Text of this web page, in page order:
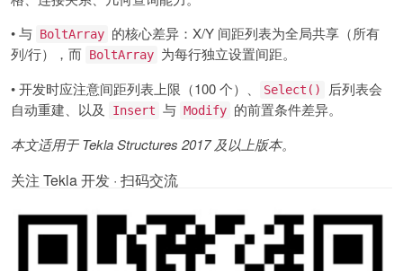
• 与 BoltArray 的核心差异：X/Y 间距列表为全局共享（所有
列/行），而 BoltArray 为每行独立设置间距。
• 开发时应注意间距列表上限（100 个）、
Select()
后列表会
自动重建、以及
Insert 与 Modify 的前置条件差异。
本文适用于 Tekla Structures 2017 及以上版本。
关注 Tekla 开发 · 扫码交流